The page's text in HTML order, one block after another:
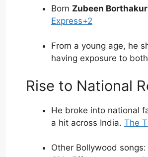
Born Zubeen Borthakur
Express+2
From a young age, he
having exposure to
Rise to National
He broke into national
a hit across India. The
Other Bollywood songs: